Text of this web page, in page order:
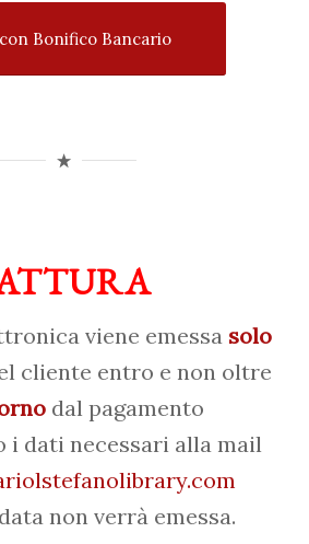
Bonifico Bancario
viene emessasolo
cliente entro e non oltre
dal pagamento
i dati necessari alla mail
non verrà emessa.